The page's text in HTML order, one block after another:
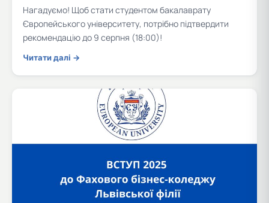
Нагадуємо! Щоб стати студентом бакалаврату
Європейського університету, потрібно підтвердити
рекомендацію до 9 серпня (18:00)!
Читати далі →